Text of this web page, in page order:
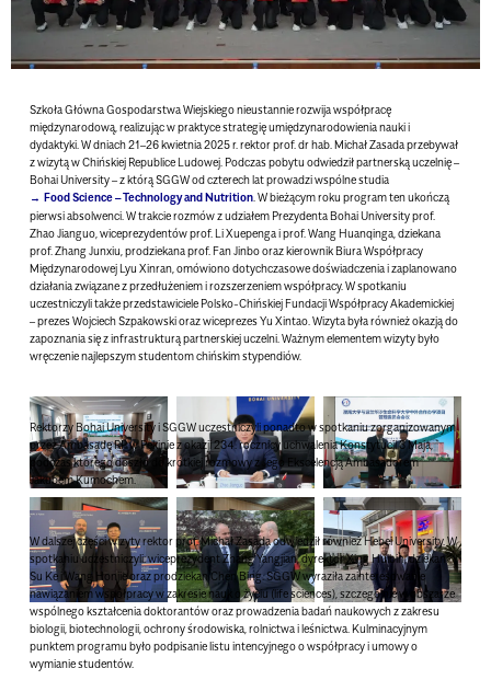
Szkoła Główna Gospodarstwa Wiejskiego nieustannie rozwija współpracę
międzynarodową, realizując w praktyce strategię umiędzynarodowienia nauki i
dydaktyki. W dniach 21–26 kwietnia 2025 r. rektor prof. dr hab. Michał Zasada przebywał
z wizytą w Chińskiej Republice Ludowej. Podczas pobytu odwiedził partnerską uczelnię –
Bohai University – z którą SGGW od czterech lat prowadzi wspólne studia
Food Science – Technology and Nutrition . W bieżącym roku program ten ukończą
pierwsi absolwenci. W trakcie rozmów z udziałem Prezydenta Bohai University prof.
Zhao Jianguo, wiceprezydentów prof. Li Xuepenga i prof. Wang Huanqinga, dziekana
prof. Zhang Junxiu, prodziekana prof. Fan Jinbo oraz kierownik Biura Współpracy
Międzynarodowej Lyu Xinran, omówiono dotychczasowe doświadczenia i zaplanowano
działania związane z przedłużeniem i rozszerzeniem współpracy. W spotkaniu
uczestniczyli także przedstawiciele Polsko-Chińskiej Fundacji Współpracy Akademickiej
– prezes Wojciech Szpakowski oraz wiceprezes Yu Xintao. Wizyta była również okazją do
zapoznania się z infrastrukturą partnerskiej uczelni. Ważnym elementem wizyty było
wręczenie najlepszym studentom chińskim stypendiów.
Rektorzy Bohai University i SGGW uczestniczyli ponadto w spotkaniu zorganizowanym
przez Ambasadę RP w Pekinie z okazji 234. rocznicy uchwalenia Konstytucji 3 Maja,
podczas którego doszło do krótkiej rozmowy z Jego Ekscelencją Ambasadorem
Jakubem Kumochem.
W dalszej części wizyty rektor prof. Michał Zasada odwiedził również Hebei University. W
spotkaniu uczestniczyli: wiceprezydent Zhang Yangjian, dyrektor Xing Huibin, dziekani
Su Ke i Wang Honjie oraz prodziekan Chen Bing. SGGW wyraziła zainteresowanie
nawiązaniem współpracy w zakresie nauk o życiu (life sciences), szczególnie w obszarze
wspólnego kształcenia doktorantów oraz prowadzenia badań naukowych z zakresu
biologii, biotechnologii, ochrony środowiska, rolnictwa i leśnictwa. Kulminacyjnym
punktem programu było podpisanie listu intencyjnego o współpracy i umowy o
wymianie studentów.